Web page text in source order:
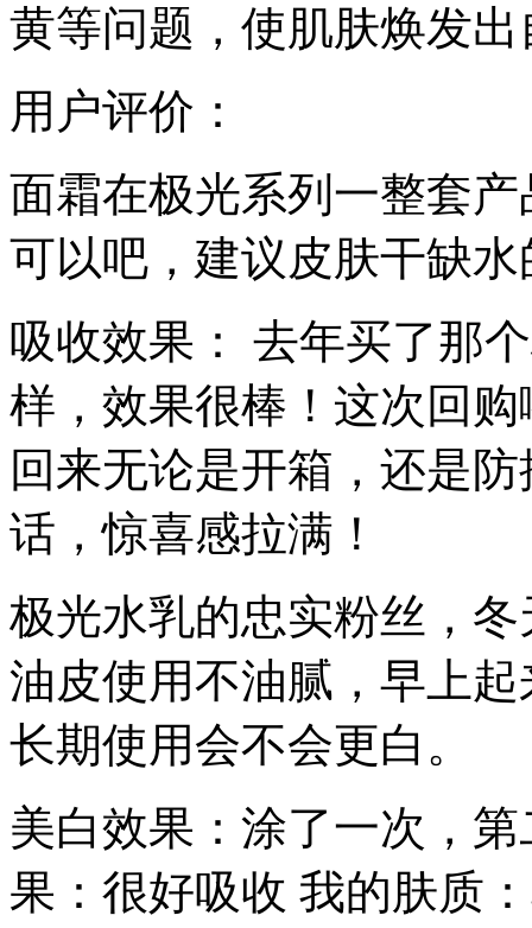
黄等问题，使肌肤焕发
用户评价：
面霜在极光系列一整套
可以吧，建议皮肤干缺
吸收效果： 去年买了那
样，效果很棒！这次回
回来无论是开箱，还是
话，惊喜感拉满！
极光水乳的忠实粉丝，
油皮使用不油腻，早上
长期使用会不会更白。
美白效果：涂了一次，
果：很好吸收 我的肤质